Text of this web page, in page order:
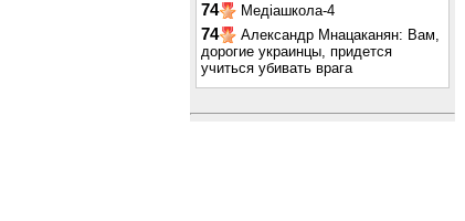
74 Медіашкола-4
74
Александр Мнацаканян: Вам,
дорогие украинцы, придется
учиться убивать врага